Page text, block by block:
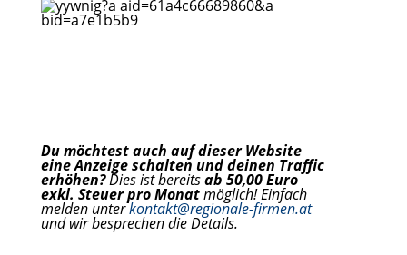
Du möchtest auch auf dieser Website
eine Anzeige schalten und deinen Traffic
erhöhen?Dies ist bereitsab 50,00 Euro
exkl. Steuer pro Monatmöglich! Einfach
melden unterkontakt@regionale-firmen.at
und wir besprechen die Details.